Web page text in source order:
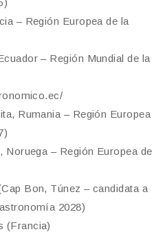
– Región Europea de la
– Región Mundial de la
Rumania – Región Europea
– Región Europea de
Bon, Túnez – candidata a
2028)
(Francia)